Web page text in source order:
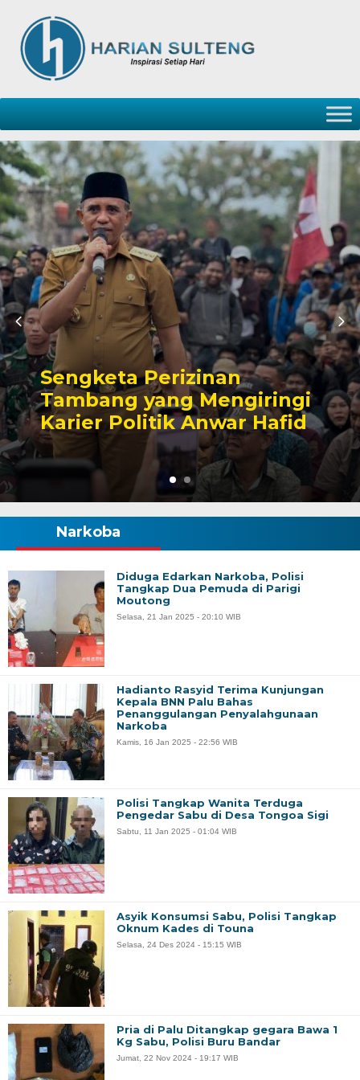
Sengketa Perizinan
Tambang yang Mengiringi
Karier Politik Anwar Hafid
Narkoba
Diduga Edarkan Narkoba, Polisi
Tangkap Dua Pemuda di Parigi
Moutong
Selasa, 21 Jan 2025 - 20:10 WIB
Hadianto Rasyid Terima Kunjungan
Kepala BNN Palu Bahas
Penanggulangan Penyalahgunaan
Narkoba
Kamis, 16 Jan 2025 - 22:56 WIB
Polisi Tangkap Wanita Terduga
Pengedar Sabu di Desa Tongoa Sigi
Sabtu, 11 Jan 2025 - 01:04 WIB
Asyik Konsumsi Sabu, Polisi Tangkap
Oknum Kades di Touna
Selasa, 24 Des 2024 - 15:15 WIB
Pria di Palu Ditangkap gegara Bawa 1
Kg Sabu, Polisi Buru Bandar
Jumat, 22 Nov 2024 - 19:17 WIB